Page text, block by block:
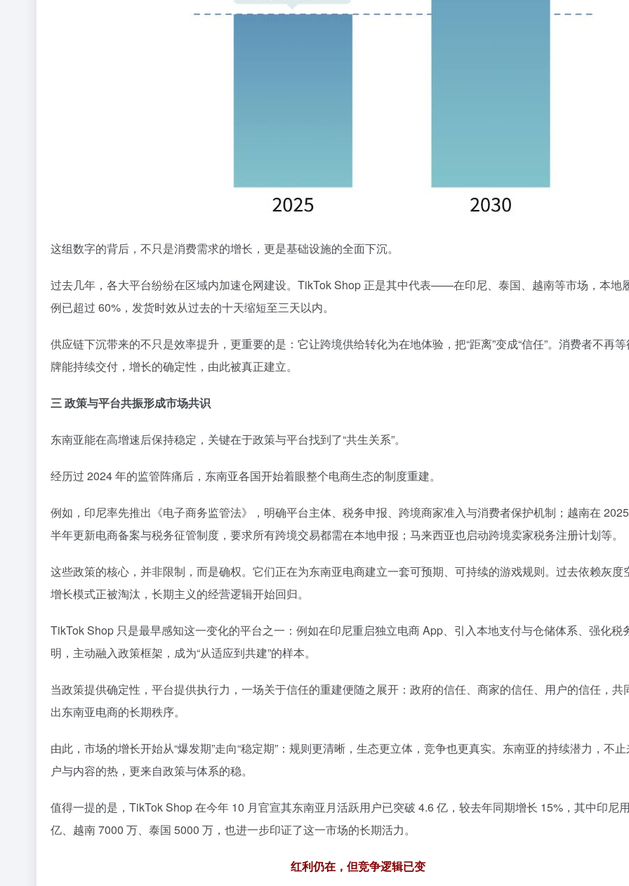
这组数字的背后，不只是消费需求的增长，更是基础设施的全面下沉。
过去几年，各大平台纷纷在区域内加速仓网建设。TikTok Shop 正是其中代表——在印尼、泰国、越南等市场，本地
例已超过 60%，发货时效从过去的十天缩短至三天以内。
供应链下沉带来的不只是效率提升，更重要的是：它让跨境供给转化为在地体验，把“距离”变成“信任”。消费者不再
牌能持续交付，增长的确定性，由此被真正建立。
三 政策与平台共振形成市场共识
东南亚能在高增速后保持稳定，关键在于政策与平台找到了“共生关系”。
经历过 2024 年的监管阵痛后，东南亚各国开始着眼整个电商生态的制度重建。
例如，印尼率先推出《电子商务监管法》，明确平台主体、税务申报、跨境商家准入与消费者保护机制；越南在
半年更新电商备案与税务征管制度，要求所有跨境交易都需在本地申报；马来西亚也启动跨境卖家税务注册计划等。
这些政策的核心，并非限制，而是确权。它们正在为东南亚电商建立一套可预期、可持续的游戏规则。过去依赖灰度
增长模式正被淘汰，长期主义的经营逻辑开始回归。
TikTok Shop 只是最早感知这一变化的平台之一：例如在印尼重启独立电商 App、引入本地支付与仓储体系、强化税
明，主动融入政策框架，成为“从适应到共建”的样本。
当政策提供确定性，平台提供执行力，一场关于信任的重建便随之展开：政府的信任、商家的信任、用户的信任，共
出东南亚电商的长期秩序。
由此，市场的增长开始从“爆发期”走向“稳定期”：规则更清晰，生态更立体，竞争也更真实。东南亚的持续潜力，不
户与内容的热，更来自政策与体系的稳。
值得一提的是，TikTok Shop 在今年 10 月官宣其东南亚月活跃用户已突破 4.6 亿，较去年同期增长 15%，其中印尼
亿、越南 7000 万、泰国 5000 万，也进一步印证了这一市场的长期活力。
红利仍在，但竞争逻辑已变